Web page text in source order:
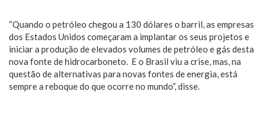
“Quando o petróleo chegou a 130 dólares o barril, as empresas
dos Estados Unidos começaram a implantar os seus projetos e
iniciar a produção de elevados volumes de petróleo e gás desta
nova fonte de hidrocarboneto. E o Brasil viu a crise, mas, na
questão de alternativas para novas fontes de energia, está
sempre a reboque do que ocorre no mundo”, disse.